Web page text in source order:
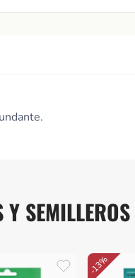
SEMILLEROS
-13%